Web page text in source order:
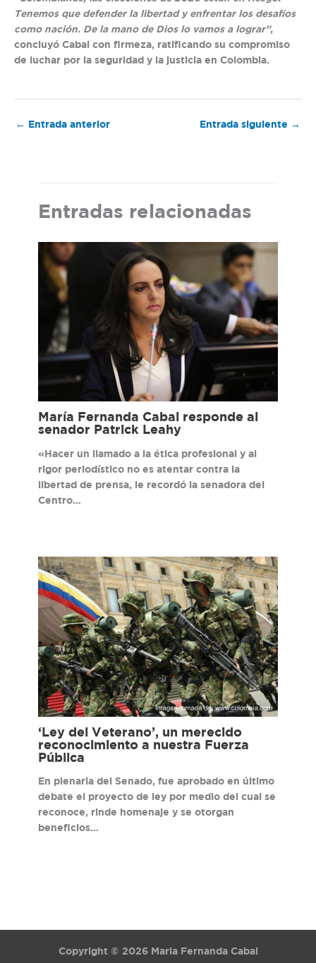
Tenemos que defender la libertad y enfrentar los desafíos
como nación. De la mano de Dios lo vamos a lograr”,
concluyó Cabal con firmeza, ratificando su compromiso
de luchar por la seguridad y la justicia en Colombia.
← Entrada anterior Entrada siguiente →
Entradas relacionadas
María Fernanda Cabal responde al
senador Patrick Leahy
«Hacer un llamado a la ética profesional y al
rigor periodístico no es atentar contra la
libertad de prensa, le recordó la senadora del
Centro…
‘Ley del Veterano’, un merecido
reconocimiento a nuestra Fuerza
Pública
En plenaria del Senado, fue aprobado en último
debate el proyecto de ley por medio del cual se
reconoce, rinde homenaje y se otorgan
beneficios…
Copyright © 2026 Maria Fernanda Cabal